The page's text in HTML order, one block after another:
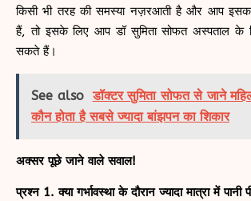
किसी भी तरह की समस्या नज़रआती है और आप
हैं, तो इसके लिए आप डॉ सुमिता सोफत अस्पताल के
सकते हैं।
See also डॉक्टर सुमिता सोफत से जाने
कौन होता है सबसे ज्यादा बांझपन का शिकार
अक्सर पूछे जाने वाले सवाल!
प्रश्न 1. क्या गर्भावस्था के दौरान ज्यादा मात्रा में पानी